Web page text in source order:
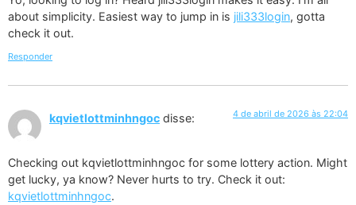
about simplicity. Easiest way to jump in is jili333login, gotta
check it out.
Responder
kqvietlottminhngoc disse: 4 de abril de 2026 às 22:04
Checking out kqvietlottminhngoc for some lottery action. Might
get lucky, ya know? Never hurts to try. Check it out:
kqvietlottminhngoc.